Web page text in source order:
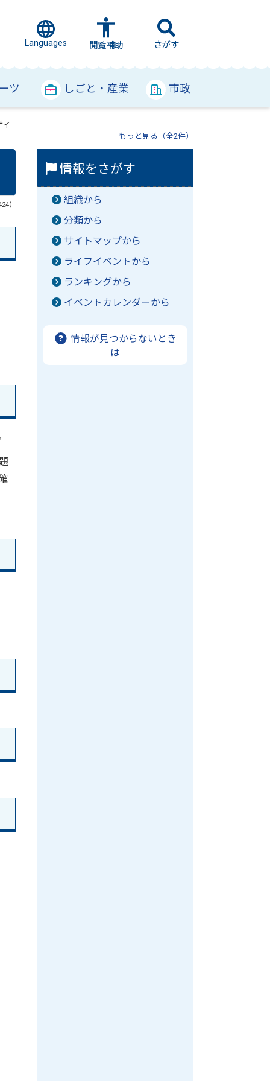
Languages 閲覧補助 さがす
ツ しごと・産業 市政
もっと見る（全2件）
）
情報をさがす
組織から
分類から
サイトマップから
ライフイベントから
ランキングから
イベントカレンダーから
情報が見つからないとき
は